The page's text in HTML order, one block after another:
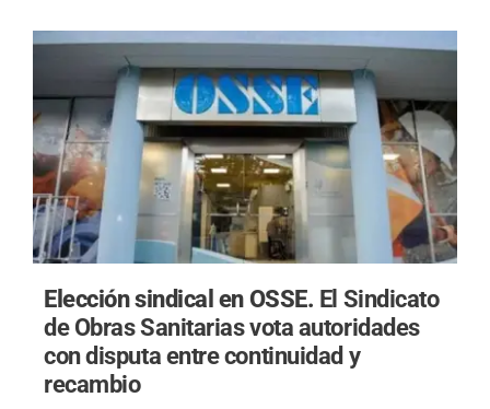
Elección sindical en OSSE. El Sindicato
de Obras Sanitarias vota autoridades
con disputa entre continuidad y
recambio